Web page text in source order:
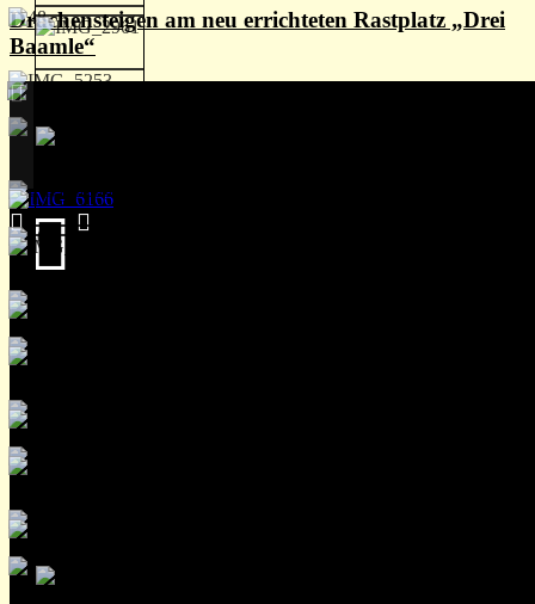
Drachensteigen am neu errichteten Rastplatz „Drei
Baamle“